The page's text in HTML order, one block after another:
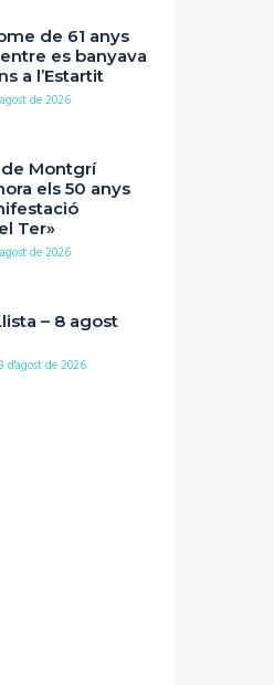
de 61 anys
es banyava
a l’Estartit
de 2026
Montgrí
els 50 anys
Ter»
de 2026
– 8 agost
d'agost de 2026